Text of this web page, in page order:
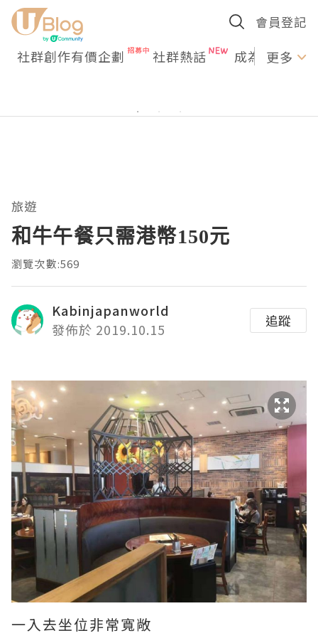
會員登記
社群創作有價企劃 社群熱話 成為U更多
旅遊
和牛午餐只需港幣150元
瀏覽次數:569
Kabinjapanworld
發佈於 2019.10.15
追蹤
一入去坐位非常寬敞